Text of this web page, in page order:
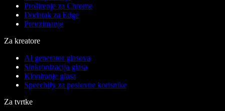
Proširenje za Chrome
Dodatak za Edge
Preuzimanje
Za kreatore
AI generator glasova
Sinkronizacija glasa
Kloniranje glasa
Speechify za poslovne korisnike
Za tvrtke